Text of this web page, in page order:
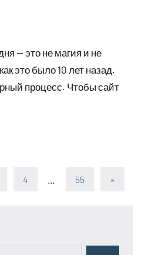
— это не магия и не
это было 10 лет назад.
процесс. Чтобы сайт
4 55 »